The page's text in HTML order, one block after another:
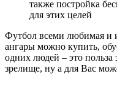
также постройка
для этих целей
Футбол всеми любимая и
ангары можно купить,
одних людей – это
зрелище, ну а для Вас